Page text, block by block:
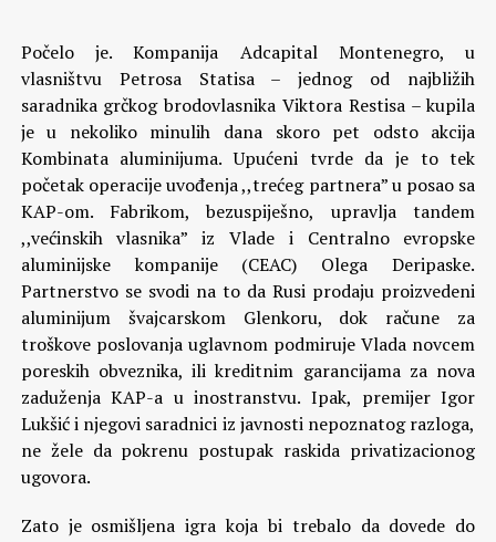
Počelo je. Kompanija Adcapital Montenegro, u
vlasništvu Petrosa Statisa – jednog od najbližih
saradnika grčkog brodovlasnika Viktora Restisa – kupila
je u nekoliko minulih dana skoro pet odsto akcija
Kombinata aluminijuma.Upućeni tvrde da je to tek
početak operacije uvođenja ,,trećeg partnera” u posao sa
KAP-om. Fabrikom, bezuspiješno, upravlja tandem
,,većinskih vlasnika” iz Vlade i Centralno evropske
aluminijske kompanije (CEAC) Olega Deripaske.
Partnerstvo se svodi na to da Rusi prodaju proizvedeni
aluminijum švajcarskom Glenkoru, dok račune za
troškove poslovanja uglavnom podmiruje Vlada novcem
poreskih obveznika, ili kreditnim garancijama za nova
zaduženja KAP-a u inostranstvu. Ipak, premijer Igor
Lukšić i njegovi saradnici iz javnosti nepoznatog razloga,
ne žele da pokrenu postupak raskida privatizacionog
ugovora.
Zato je osmišljena igra koja bi trebalo da dovede do